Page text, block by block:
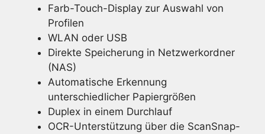
Farb-Touch-Display zur Auswahl von
Profilen
WLAN oder USB
Direkte Speicherung in Netzwerkordner
(NAS)
Automatische Erkennung
unterschiedlicher Papiergrößen
Duplex in einem Durchlauf
OCR-Unterstützung über die ScanSnap-